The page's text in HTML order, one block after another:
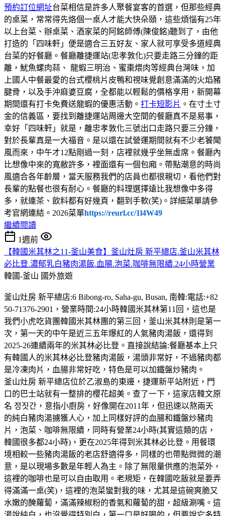
預約訂位網址台菜相信是許多人聚餐宴客的首選，但那些經典
的桌菜，常常得先烙個一桌人才能大快朵頤，這些煩惱有25年
以上台菜、辦桌菜、酒家菜的阿銘師傅(陳俊銘)聽到了，由他
打造的「四味軒」便是適合三五好友、家人就可享受多道經典
台菜的好餐廳。餐廳離捷運站(忠孝敦化)只要走路三分鐘的距
離，魷魚螺肉蒜、 龍蝦三明治、蜜棗煨肉等經典台灣味，加
上國人中餐最愛的台式櫻桃片皮鴨和視味覺創意滿滿的火焰豬
腱骨，以及手沖麻婆豆腐，全都能以輕鬆的價格享用，新開幕
期間還有打卡免費送龍蝦的優惠活動。 打卡短影片 。在寸土寸
金的信義區，要找到離捷運站周邊大空間的餐廳真不是易事，
幸好「四味軒」就是，離忠孝敦化三號出口走路只要三分鐘，
對於長輩真是一大福音。是以還在試營運期間就有不少老饕聞
風而來，中午才12點剛過一刻，店裡就幾乎坐無虛席。餐廳內
比想像中來的寬敝許多，裡面還有一個包廂。帶點潮意的時尚
風適合各年齡層，當天服務我們的店員也都很親切，看他們對
長輩的點餐也很有耐心。餐廳的料理選擇遠比我想像中多得
多，就連茶、飲料都有好幾頁，翻到手軟(笑)。詳細菜單請參
考官網連結。2026菜單https://reurl.cc/1l4W49
繼續閱讀
1週前
【韓國米其林之11-釜山美食】釜山灶房 新平總店.釜山米其林
必比登.濃郁乳白豬肉湯飯.血腸.泡菜.咖啡無限續.24小時營業
韓國-釜山 國外旅遊
釜山灶房 新平總店:6 Bibong-ro, Saha-gu, Busan, 南韓:電話:+82
50-71376-2901，營業時間:24小時韓國米其林第11回，這也是
我們小虎吃貨團韓國米其林團的第三回，釜山米其林則是第一
次，第一天的中午是近三五年爆紅的人氣豬肉湯飯，還得到
2025-26連續兩年的米其林必比登。直接說結論:餐廳基本上只
有韓國人的米其林必比登豬肉湯飯，湯頭非常好，不過豬肉都
是冷凍肉片，血腸非常好吃，特色是可以加鐵盤炒豬肉。
釜山灶房 新平總店位於乙淑島的東邊，捷運新平站附近，門
口的巴士站就有一整排的櫻花超美。查了一下，這家店韓文原
名 정짓간，意指小廚房，好像開在2011年，但迅速以熬兩天
的純白豬肉湯擄獲人心，加上同樣好評的血腸和鐵盤炒豬肉
片，泡菜、咖啡無限續，同時有營業24小時(其實這類的店，
韓國很多都24小時)，更在2025年得到米其林必比登。用餐環
境相較一些豬肉湯飯的老店舒適得多，同樣的也帶點微微的潮
意，是以現場多數是年輕人為主。除了無限量供應的泡菜外，
這裡的咖啡也是可以自由取用。老規矩，在韓國吃飯就是要弄
得滿滿一桌(笑)，這裡的泡菜蠻對我的味，尤其是這碗爽脆又
水嫩的醃蘿蔔，滿滿辣椒粉的香氣和蘿蔔的甜，超級涮嘴。這